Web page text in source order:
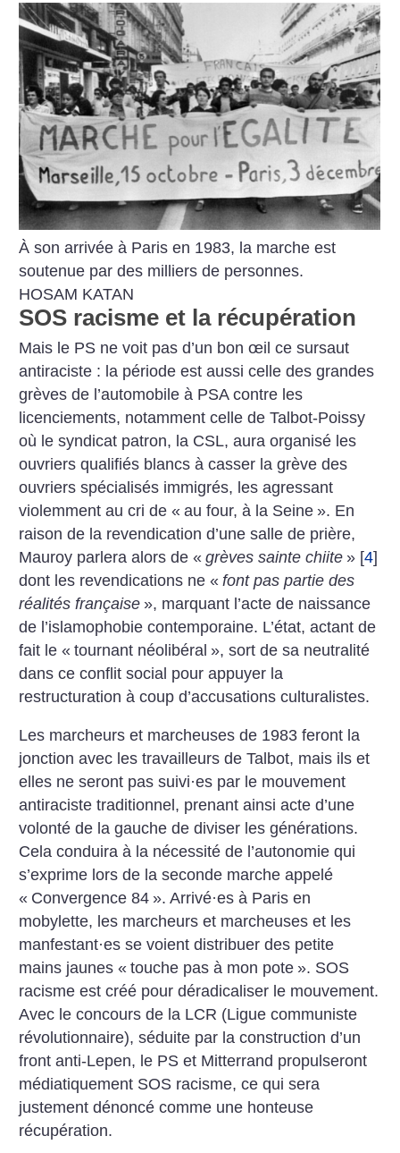
À son arrivée à Paris en 1983, la marche est
soutenue par des milliers de personnes.
HOSAM KATAN
SOS racisme et la récupération
Mais le PS ne voit pas d’un bon œil ce sursaut
antiraciste : la période est aussi celle des grandes
grèves de l’automobile à PSA contre les
licenciements, notamment celle de Talbot-Poissy
où le syndicat patron, la CSL, aura organisé les
ouvriers qualifiés blancs à casser la grève des
ouvriers spécialisés immigrés, les agressant
violemment au cri de « au four, à la Seine ». En
raison de la revendication d’une salle de prière,
Mauroy parlera alors de « grèves sainte chiite » [4]
dont les revendications ne « font pas partie des
réalités française », marquant l’acte de naissance
de l’islamophobie contemporaine. L’état, actant de
fait le « tournant néolibéral », sort de sa neutralité
dans ce conflit social pour appuyer la
restructuration à coup d’accusations culturalistes.
Les marcheurs et marcheuses de 1983 feront la
jonction avec les travailleurs de Talbot, mais ils et
elles ne seront pas suivi·es par le mouvement
antiraciste traditionnel, prenant ainsi acte d’une
volonté de la gauche de diviser les générations.
Cela conduira à la nécessité de l’autonomie qui
s’exprime lors de la seconde marche appelé
« Convergence 84 ». Arrivé·es à Paris en
mobylette, les marcheurs et marcheuses et les
manfestant·es se voient distribuer des petite
mains jaunes « touche pas à mon pote ». SOS
racisme est créé pour déradicaliser le mouvement.
Avec le concours de la LCR (Ligue communiste
révolutionnaire), séduite par la construction d’un
front anti-Lepen, le PS et Mitterrand propulseront
médiatiquement SOS racisme, ce qui sera
justement dénoncé comme une honteuse
récupération.